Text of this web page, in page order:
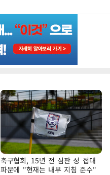
축구협회, 15년 전 심판 성 접대
파문에 "현재는 내부 지침 준수"